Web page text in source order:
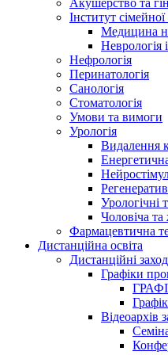
Акушерство та
Інститут
Медицина
Неврологія
Нефрологія
Перинатологія
Санологія
Стоматологія
Умови та вимоги
Урологія
Видалення
Урологічні
Чоловіча
Фармацевтична
Дистанційна освіта
Дистанційні
Графіки
Відеоархів